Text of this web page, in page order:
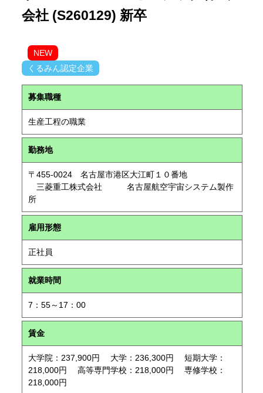
会社 (S260129) 新卒
NEW
くるみん認定企業
募集職種
生産工程の職業
勤務地
〒455-0024 名古屋市港区大江町１０番地
三菱重工株式会社 名古屋航空宇宙システム製作
所
雇用形態
正社員
就業時間
7：55～17：00
賃金
大学院：237,900円 大学：236,300円 短期大学：
218,000円 高等専門学校：218,000円 専修学校：
218,000円